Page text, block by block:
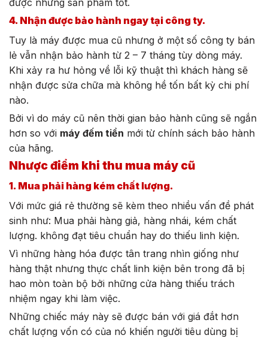
4. Nhận được bảo hành ngay tại công ty.
Tuy là máy được mua cũ nhưng ở một số công ty bán
lẻ vẫn nhận bảo hành từ 2 – 7 tháng tùy dòng máy.
Khi xảy ra hư hỏng về lỗi kỹ thuật thì khách hàng sẽ
nhận được sửa chữa mà không hề tốn bất kỳ chi phí
nào.
Bởi vì do máy cũ nên thời gian bảo hành cũng sẽ ngắn
hơn so với máy đếm tiền mới từ chính sách bảo hành
của hãng.
Nhược điểm khi thu mua máy cũ
1. Mua phải hàng kém chất lượng.
Với mức giá rẻ thường sẽ kèm theo nhiều vấn đề phát
sinh như: Mua phải hàng giả, hàng nhái, kém chất
lượng. không đạt tiêu chuẩn hay do thiếu linh kiện.
Vì những hàng hóa được tân trang nhìn giống như
hàng thật nhưng thực chất linh kiện bên trong đã bị
hao mòn toàn bộ bởi những cửa hàng thiếu trách
nhiệm ngay khi làm việc.
Những chiếc máy này sẽ được bán với giá đắt hơn
chất lượng vốn có của nó khiến người tiêu dùng bị